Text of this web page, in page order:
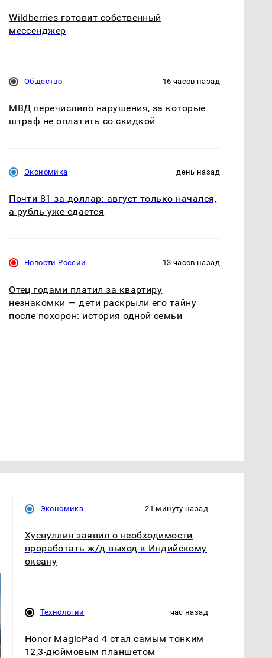
Wildberries готовит собственный
мессенджер
Общество 16 часов назад
МВД перечислило нарушения, за которые
штраф не оплатить со скидкой
Экономика день назад
Почти 81 за доллар: август только начался,
а рубль уже сдается
Новости России 13 часов назад
Отец годами платил за квартиру
незнакомки — дети раскрыли его тайну
после похорон: история одной семьи
Экономика 21 минуту назад
Хуснуллин заявил о необходимости
проработать ж/д выход к Индийскому
океану
Технологии час назад
Honor MagicPad 4 стал самым тонким
12,3-дюймовым планшетом